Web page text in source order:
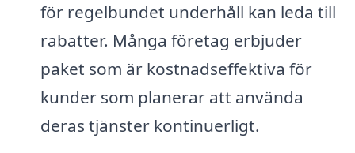
för regelbundet underhåll kan leda till
rabatter. Många företag erbjuder
paket som är kostnadseffektiva för
kunder som planerar att använda
deras tjänster kontinuerligt.